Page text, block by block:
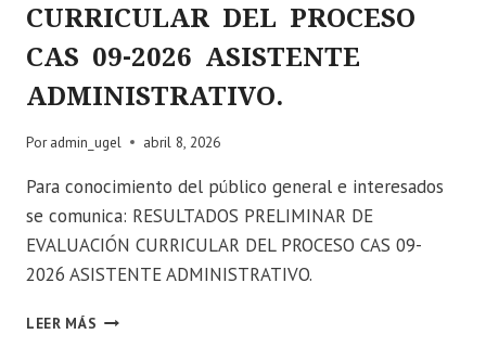
DEL
D.L.
276
SECRETARIA
SUPLENCIA
VIERNES
09
DE
ENERO
2026
CURRICULAR DEL PROCESO
CAS 09-2026 ASISTENTE
ADMINISTRATIVO.
Por admin_ugel abril 8, 2026
Para conocimiento del público general e interesados
se comunica: RESULTADOS PRELIMINAR DE
EVALUACIÓN CURRICULAR DEL PROCESO CAS 09-
2026 ASISTENTE ADMINISTRATIVO.
LEER MÁS 📣